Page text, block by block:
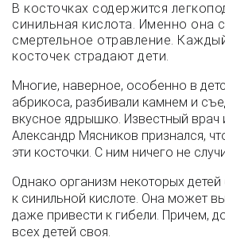
В косточках содержится
синильная кислота. Именно она
смертельное отравление.
косточек страдают дети.
Многие, наверное, особенно в
абрикоса, разбивали камнем и
вкусное ядрышко. Известный врач
Александр Мясников признался,
эти косточки. С ним ничего не
Однако организм некоторых детей
к синильной кислоте. Она может
даже привести к гибели. Причем,
всех детей своя.